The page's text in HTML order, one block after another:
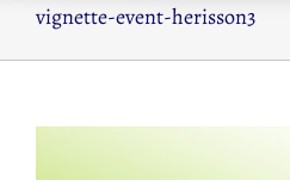
vignette-event-herisson3